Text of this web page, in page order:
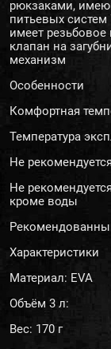
рюкзаками,
питьевых
имеет резьбовое
клапан на
механизм
Особенности
Комфортная
Температура
Не
Не
кроме воды
Характеристики
Материал: EVA
Объём 3 л:
Вес: 170 г